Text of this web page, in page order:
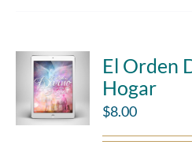
El Orden
Hogar
$8.00